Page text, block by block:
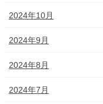
2024年10月
2024年9月
2024年8月
2024年7月